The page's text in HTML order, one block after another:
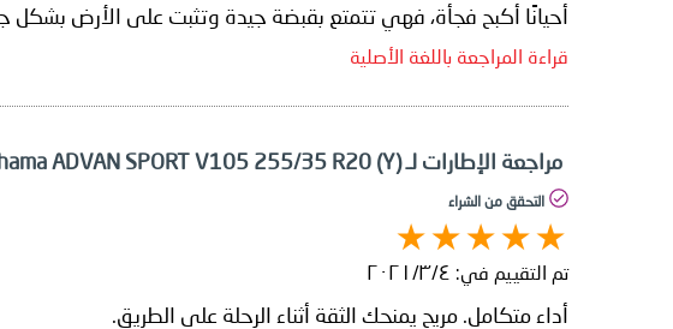
أحيانًا أكبح فجأة، فهي تتمتع بقبضة جيدة وتثبت على الأرض بشكل
قراءة المراجعة باللغة الأصلية
مراجعة الإطارات لـ Yokohama ADVAN SPORT V105 255/35 R20 (Y)
التحقق من الشراء
تم التقييم في: ٤‏/٣‏/٢٠٢١
أداء متكامل. مريح يمنحك الثقة أثناء الرحلة على الطريق.